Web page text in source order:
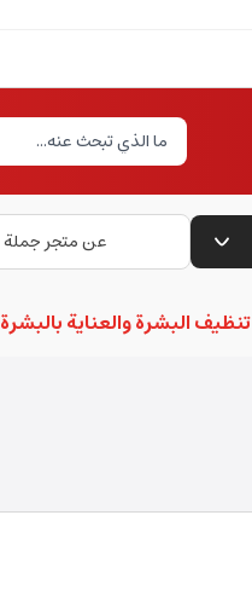
عن متجر جملة
تنظيف البشرة والعناية بالبشرة